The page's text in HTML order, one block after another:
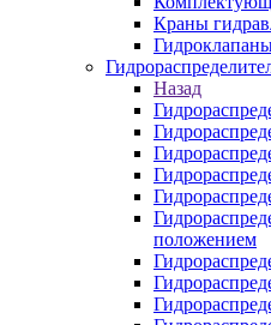
Краны
Назад
положением